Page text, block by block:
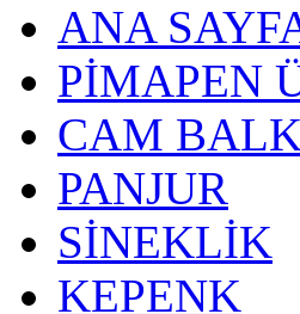
ANA
PİMAPEN
CAM
PANJUR
SİNEKLİK
KEPENK